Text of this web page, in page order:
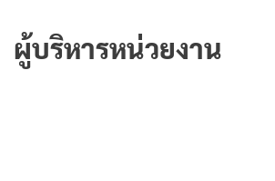
ผู้บริหารหน่วยงาน